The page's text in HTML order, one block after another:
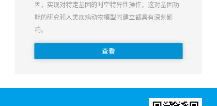
因，实现对特定基因的时空特异性操作，这对基因功
能的研究和人类疾病动物模型的建立都具有深刻影
响。
查看